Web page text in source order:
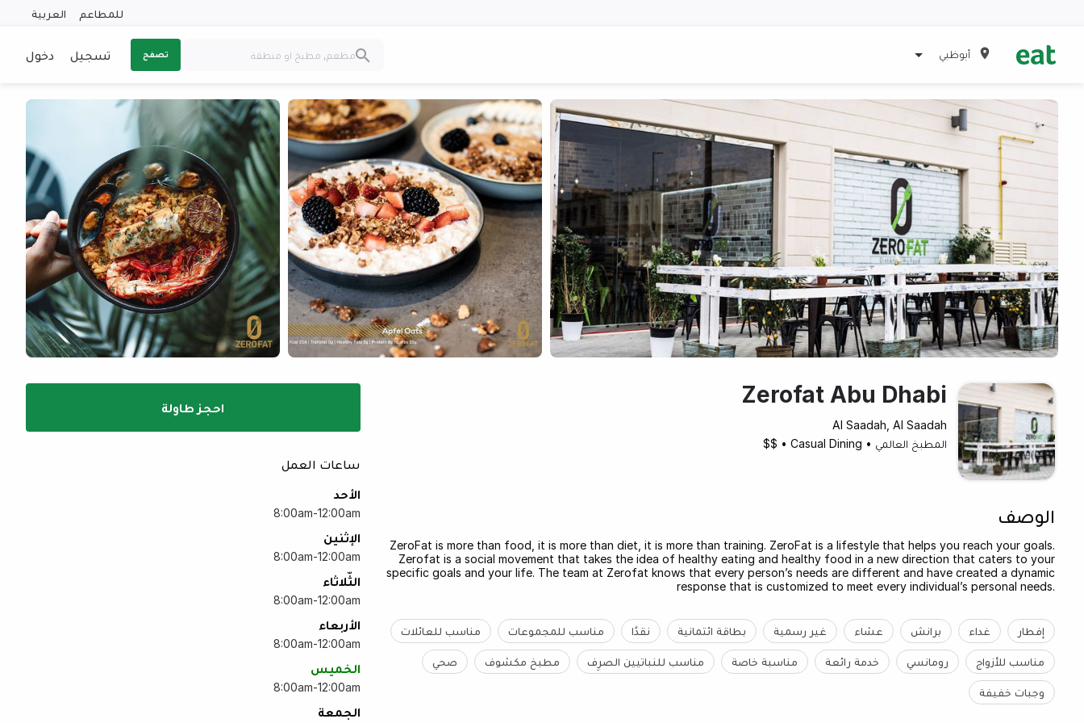
للمطاعم العربية
أبوظبي تصفح تسجيل دخول
Zerofat Abu Dhabi
Al Saadah, Al Saadah
المطبخ العالمي •
Casual Dining
•
$$
الوصف
ZeroFat is more than food, it is more than diet, it is more than training. ZeroFat is a lifestyle that helps you reach your goals.
Zerofat is a social movement that takes the idea of healthy eating and healthy food in a new direction that caters to your
specific goals and your life. The team at Zerofat knows that every person’s needs are different and have created a dynamic
response that is customized to meet every individual’s personal needs.
إفطار غداء برانش عشاء غير رسمية بطاقة ائتمانية نقدًا مناسب للمجموعات مناسب للعائلات
مناسب للأزواج رومانسي خدمة رائعة مناسبة خاصة مناسب للنباتيين الصرِف مطبخ مكشوف صحي
وجبات خفيفة
احجز طاولة
ساعات العمل
الأحد
8:00am-12:00am
الإثنين
8:00am-12:00am
الثّلاثاء
8:00am-12:00am
الأربعاء
8:00am-12:00am
الخميس
8:00am-12:00am
الجمعة